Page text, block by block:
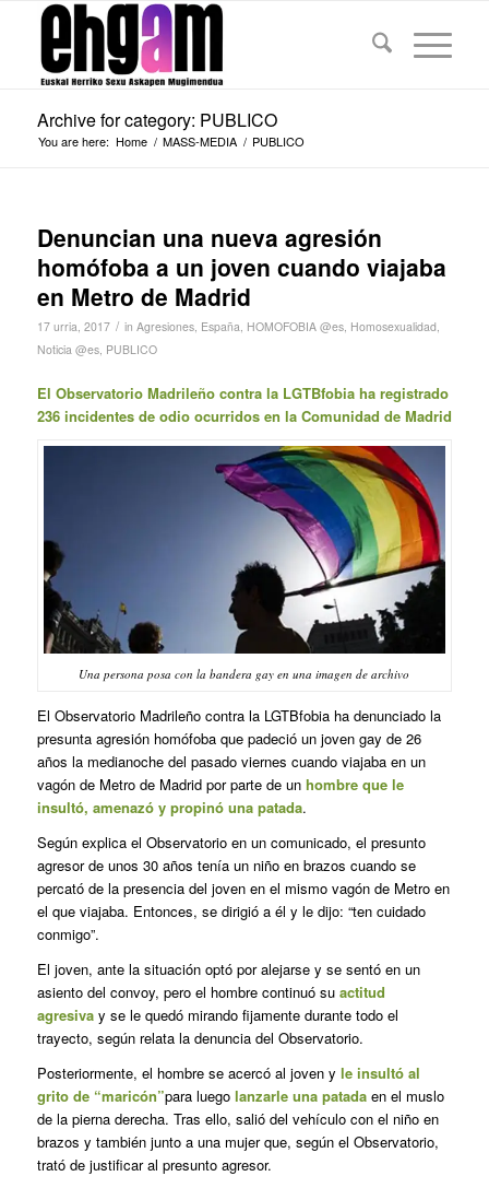
Archive for category: PUBLICO
You are here: Home / MASS-MEDIA / PUBLICO
Denuncian una nueva agresión
homófoba a un joven cuando viajaba
en Metro de Madrid
17 urria, 2017 / in Agresiones, España, HOMOFOBIA @es, Homosexualidad,
Noticia @es, PUBLICO
El Observatorio Madrileño contra la LGTBfobia ha registrado
236 incidentes de odio ocurridos en la Comunidad de Madrid
Una persona posa con la bandera gay en una imagen de archivo
El Observatorio Madrileño contra la LGTBfobia ha denunciado la
presunta agresión homófoba que padeció un joven gay de 26
años la medianoche del pasado viernes cuando viajaba en un
vagón de Metro de Madrid por parte de un hombre que le
insultó, amenazó y propinó una patada.
Según explica el Observatorio en un comunicado, el presunto
agresor de unos 30 años tenía un niño en brazos cuando se
percató de la presencia del joven en el mismo vagón de Metro en
el que viajaba. Entonces, se dirigió a él y le dijo: “ten cuidado
conmigo”.
El joven, ante la situación optó por alejarse y se sentó en un
asiento del convoy, pero el hombre continuó su actitud
agresivay se le quedó mirando fijamente durante todo el
trayecto, según relata la denuncia del Observatorio.
Posteriormente, el hombre se acercó al joven y le insultó al
grito de “maricón”para luego lanzarle una patadaen el muslo
de la pierna derecha. Tras ello, salió del vehículo con el niño en
brazos y también junto a una mujer que, según el Observatorio,
trató de justificar al presunto agresor.